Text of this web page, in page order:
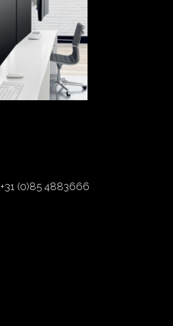
+31 (0)85 4883666